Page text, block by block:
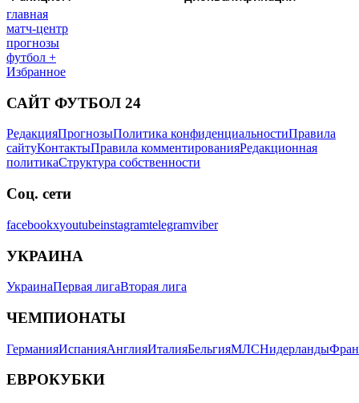
главная
матч-центр
прогнозы
футбол +
Избранное
САЙТ ФУТБОЛ 24
РедакцияПрогнозыПолитика конфиденциальностиПравила
сайтуКонтактыПравила комментированияРедакционная
политикаСтруктура собственности
Соц. сети
facebookxyoutubeinstagramtelegramviber
УКРАИНА
УкраинаПервая лигаВторая лига
ЧЕМПИОНАТЫ
ГерманияИспанияАнглияИталияБельгияМЛСНидерланды
ЕВРОКУБКИ